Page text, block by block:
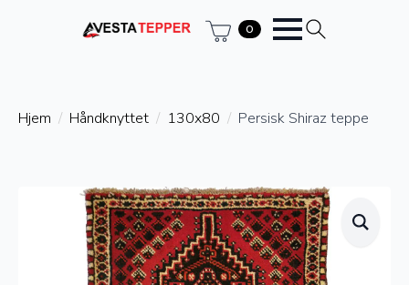
0
Hjem Håndknyttet 130x80 Persisk Shiraz teppe